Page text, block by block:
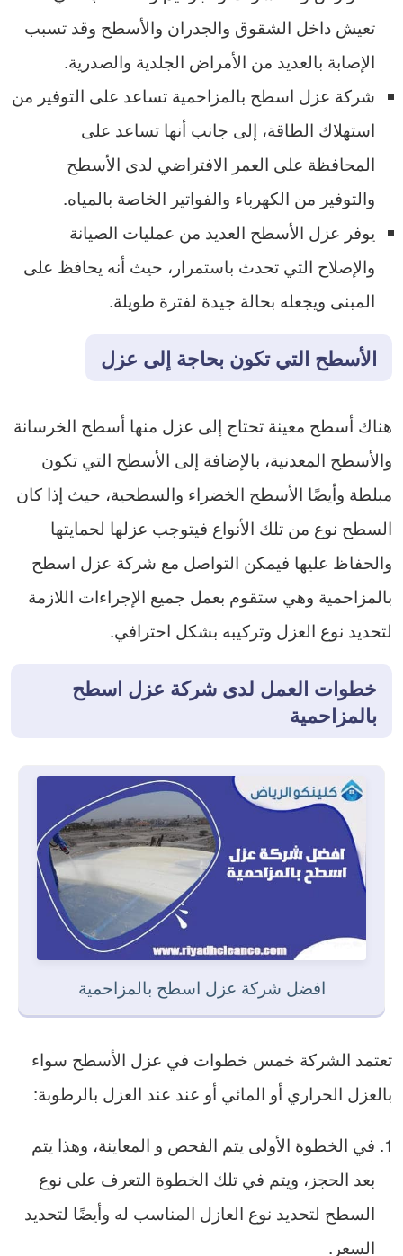
تعيش داخل الشقوق والجدران والأسطح وقد تسبب
الإصابة بالعديد من الأمراض الجلدية والصدرية.
شركة عزل اسطح بالمزاحمية تساعد على التوفير من
استهلاك الطاقة، إلى جانب أنها تساعد على
المحافظة على العمر الافتراضي لدى الأسطح
والتوفير من الكهرباء والفواتير الخاصة بالمياه.
يوفر عزل الأسطح العديد من عمليات الصيانة
والإصلاح التي تحدث باستمرار، حيث أنه يحافظ على
المبنى ويجعله بحالة جيدة لفترة طويلة.
الأسطح التي تكون بحاجة إلى عزل
هناك أسطح معينة تحتاج إلى عزل منها أسطح الخرسانة
والأسطح المعدنية، بالإضافة إلى الأسطح التي تكون
مبلطة وأيضًا الأسطح الخضراء والسطحية، حيث إذا كان
السطح نوع من تلك الأنواع فيتوجب عزلها لحمايتها
والحفاظ عليها فيمكن التواصل مع شركة عزل اسطح
بالمزاحمية وهي ستقوم بعمل جميع الإجراءات اللازمة
لتحديد نوع العزل وتركيبه بشكل احترافي.
خطوات العمل لدى شركة عزل اسطح
بالمزاحمية
افضل شركة عزل اسطح بالمزاحمية
تعتمد الشركة خمس خطوات في عزل الأسطح سواء
بالعزل الحراري أو المائي أو عند عند العزل بالرطوبة:
في الخطوة الأولى يتم الفحص و المعاينة، وهذا يتم
بعد الحجز، ويتم في تلك الخطوة التعرف على نوع
السطح لتحديد نوع العازل المناسب له وأيضًا لتحديد
السعر.